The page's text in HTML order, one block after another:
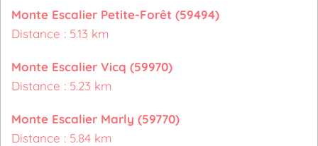
Monte Escalier Petite-Forêt (59494)
Distance : 5.13 km
Monte Escalier Vicq (59970)
Distance : 5.23 km
Monte Escalier Marly (59770)
Distance : 5.84 km